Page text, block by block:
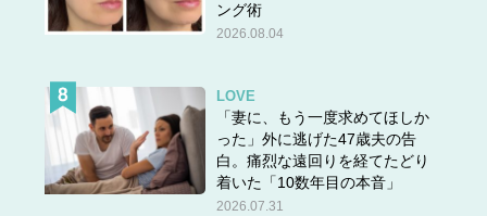
ング術
2026.08.04
LOVE
「妻に、もう一度求めてほしか
った」外に逃げた47歳夫の告
白。痛烈な遠回りを経てたどり
着いた「10数年目の本音」
2026.07.31